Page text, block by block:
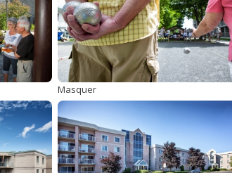
Masquer